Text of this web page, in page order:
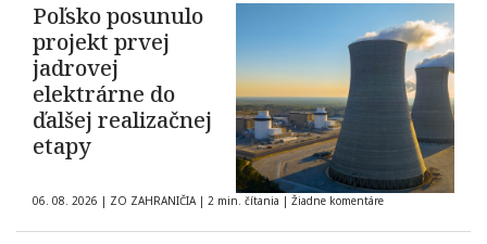
Poľsko posunulo
projekt prvej
jadrovej
elektrárne do
ďalšej realizačnej
etapy
06. 08. 2026 | ZO ZAHRANIČIA | 2 min. čítania | Žiadne komentáre